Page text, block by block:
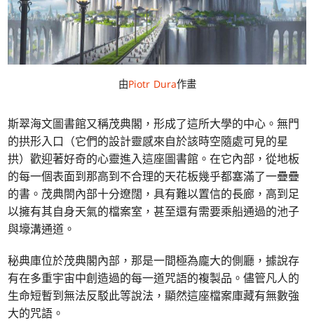
由Piotr Dura作畫
斯翠海文圖書館又稱茂典閣，形成了這所大學的中心。無門
的拱形入口（它們的設計靈感來自於該時空隨處可見的星
拱）歡迎著好奇的心靈進入這座圖書館。在它內部，從地板
的每一個表面到那高到不合理的天花板幾乎都塞滿了一疊疊
的書。茂典閤內部十分遼闊，具有難以置信的長廊，高到足
以擁有其自身天氣的檔案室，甚至還有需要乘船通過的池子
與壕溝通道。
秘典庫位於茂典閣內部，那是一間極為龐大的側廳，據說存
有在多重宇宙中創造過的每一道咒語的複製品。儘管凡人的
生命短暫到無法反駁此等說法，顯然這座檔案庫藏有無數強
大的咒語。